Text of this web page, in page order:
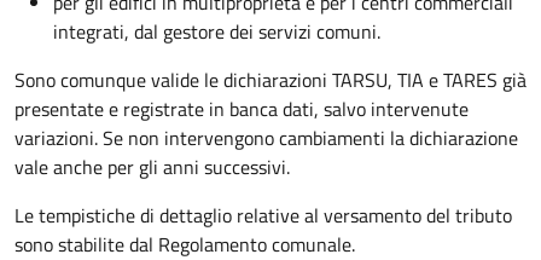
integrati, dal gestore dei servizi comuni.
Sono comunque valide le dichiarazioni TARSU, TIA e TARES già
presentate e registrate in banca dati, salvo intervenute
variazioni. Se non intervengono cambiamenti la dichiarazione
vale anche per gli anni successivi.
Le tempistiche di dettaglio relative al versamento del tributo
sono stabilite dal Regolamento comunale.